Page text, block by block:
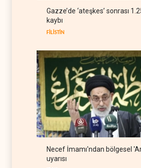
Hava gücü
Gazze’de ‘ateşkes’ sonrası
kaybı
FİLİSTİN
Necef İmamı'ndan bölgesel
uyarısı